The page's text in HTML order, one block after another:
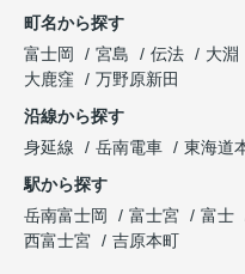
町名から探す
富士岡
宮島 伝法 大淵
大鹿窪
万野原新田
沿線から探す
身延線
岳南電車
東海道
駅から探す
岳南富士岡
富士宮 富士
西富士宮
吉原本町